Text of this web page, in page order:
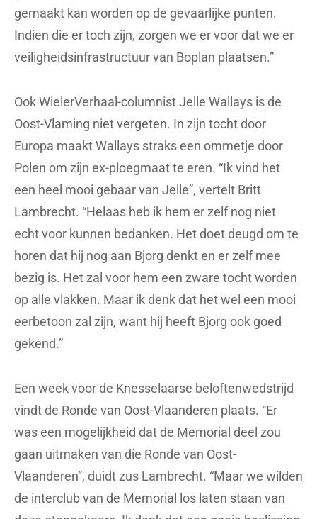
gemaakt kan worden op de gevaarlijke punten.
Indien die er toch zijn, zorgen we er voor dat we er
veiligheidsinfrastructuur van Boplan plaatsen.”
Ook WielerVerhaal-columnist Jelle Wallays is de
Oost-Vlaming niet vergeten. In zijn tocht door
Europa maakt Wallays straks een ommetje door
Polen om zijn ex-ploegmaat te eren. “Ik vind het
een heel mooi gebaar van Jelle”, vertelt Britt
Lambrecht. “Helaas heb ik hem er zelf nog niet
echt voor kunnen bedanken. Het doet deugd om te
horen dat hij nog aan Bjorg denkt en er zelf mee
bezig is. Het zal voor hem een zware tocht worden
op alle vlakken. Maar ik denk dat het wel een mooi
eerbetoon zal zijn, want hij heeft Bjorg ook goed
gekend.”
Een week voor de Knesselaarse beloftenwedstrijd
vindt de Ronde van Oost-Vlaanderen plaats. “Er
was een mogelijkheid dat de Memorial deel zou
gaan uitmaken van die Ronde van Oost-
Vlaanderen”, duidt zus Lambrecht. “Maar we wilden
de interclub van de Memorial los laten staan van